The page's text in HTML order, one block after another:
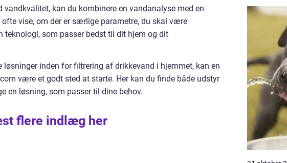
kan du kombinere en vandanalyse med en
vise, om der er særlige parametre, du skal være
som passer bedst til dit hjem og dit
løsninger inden for filtrering af drikkevand i hjemmet, kan en
være et godt sted at starte. Her kan du finde både udstyr
en løsning, som passer til dine behov.
flere indlæg her